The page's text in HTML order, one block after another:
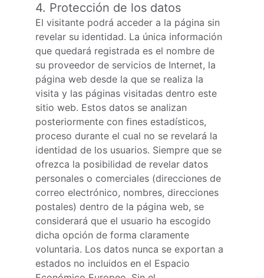
4. Protección de los datos
El visitante podrá acceder a la página sin
revelar su identidad. La única información
que quedará registrada es el nombre de
su proveedor de servicios de Internet, la
página web desde la que se realiza la
visita y las páginas visitadas dentro este
sitio web. Estos datos se analizan
posteriormente con fines estadísticos,
proceso durante el cual no se revelará la
identidad de los usuarios. Siempre que se
ofrezca la posibilidad de revelar datos
personales o comerciales (direcciones de
correo electrónico, nombres, direcciones
postales) dentro de la página web, se
considerará que el usuario ha escogido
dicha opción de forma claramente
voluntaria. Los datos nunca se exportan a
estados no incluidos en el Espacio